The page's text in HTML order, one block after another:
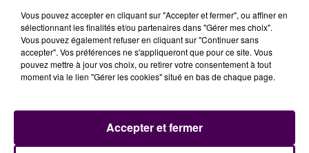
Vous pouvez accepter en cliquant sur "Accepter et fermer", ou affiner en
sélectionnant les finalités et/ou partenaires dans "Gérer mes choix".
Vous pouvez également refuser en cliquant sur "Continuer sans
accepter". Vos préférences ne s'appliqueront que pour ce site. Vous
pouvez mettre à jour vos choix, ou retirer votre consentement à tout
moment via le lien "Gérer les cookies" situé en bas de chaque page.
Accepter et fermer